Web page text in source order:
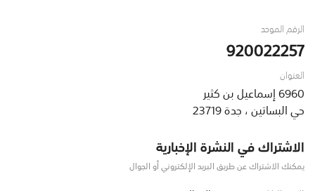
الرقم الموحد
920022257
العنوان
6960 إسماعيل بن كثير
حي البساتين ، جدة 23719
الاشتراك في النشرة الإخبارية
يمكنك الاشتراك عن طريق البريد الإلكتروني أو الجوال